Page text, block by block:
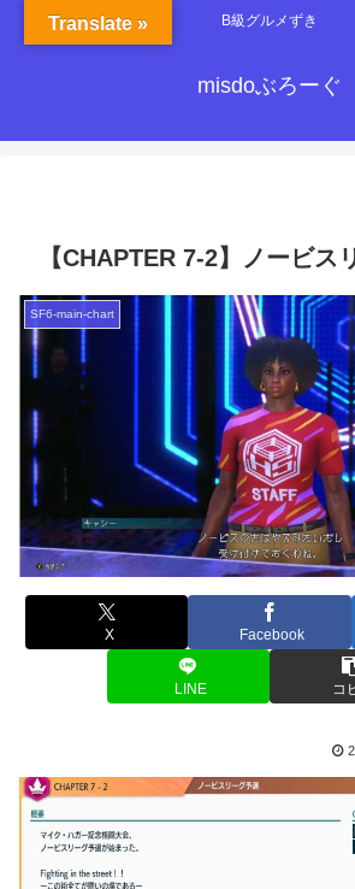
B級グルメずき
misdoぶろーぐ
【CHAPTER 7-2】ノービス
SF6-main-chart
X Facebook
LINE コ
Translate »